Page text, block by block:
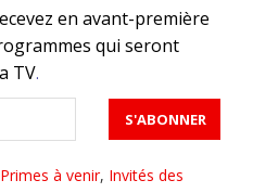
en avant-première
qui seront
TV.
Primes à venir, Invités des